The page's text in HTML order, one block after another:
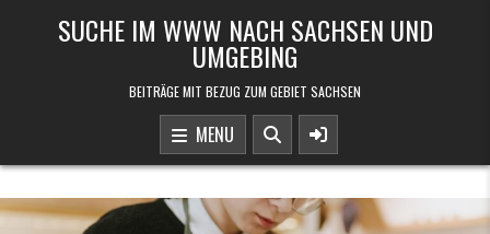
SUCHE IM WWW NACH SACHSEN UND
UMGEBING
BEITRÄGE MIT BEZUG ZUM GEBIET SACHSEN
MENU